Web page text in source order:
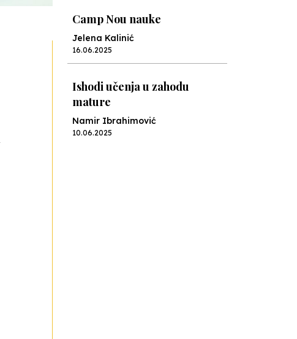
Camp Nou nauke
Jelena Kalinić
16.06.2025
Ishodi učenja u zahodu
mature
Namir Ibrahimović
10.06.2025